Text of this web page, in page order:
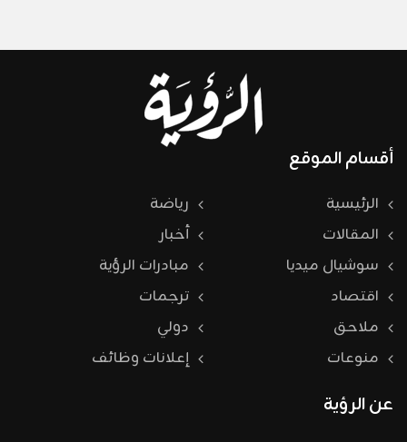
أقسام الموقع
الرئيسية
رياضة
المقالات
أخبار
سوشيال ميديا
مبادرات الرؤية
اقتصاد
ترجمات
ملاحق
دولي
منوعات
إعلانات وظائف
عن الرؤية